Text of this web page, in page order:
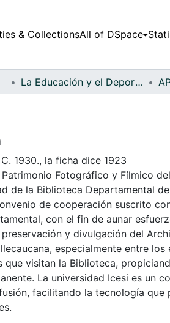
& CollectionsAll of DSpace
La Educación y el Deporte
1930., la ficha dice 1923
Fotográfico y Fílmico
de la Biblioteca Departamental
de cooperación suscrito
con el fin de aunar
y divulgación del
especialmente entre los
que visitan la Biblioteca,
La universidad Icesi es un
facilitando la tecnología que